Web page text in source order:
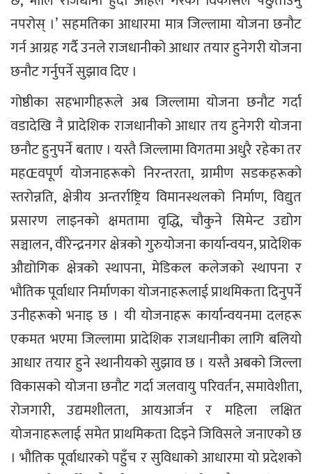
नपरोस् ।’ सहमतिका आधारमा मात्र जिल्लामा योजना छनौट
गर्न आग्रह गर्दै उनले राजधानीको आधार तयार हुनेगरी योजना
छनौट गर्नुपर्ने सुझाव दिए ।
गोष्ठीका सहभागीहरूले अब जिल्लामा योजना छनौट गर्दा
वडादेखि नै प्रादेशिक राजधानीको आधार तय हुनेगरी योजना
छनौट हुनुपर्ने बताए । यस्तै जिल्लामा विगतमा अधुरै रहेका तर
महŒवपूर्ण योजनाहरूको निरन्तरता, ग्रामीण सडकहरूको
स्तरोन्नति, क्षेत्रीय अन्तर्राष्ट्रिय विमानस्थलको निर्माण, विद्युत
प्रसारण लाइनको क्षमतामा वृद्धि, चौकुने सिमेन्ट उद्योग
सञ्चालन, वीरेन्द्रनगर क्षेत्रको गुरुयोजना कार्यान्वयन, प्रादेशिक
औद्योगिक क्षेत्रको स्थापना, मेडिकल कलेजको स्थापना र
भौतिक पूर्वाधार निर्माणका योजनाहरूलाई प्राथमिकता दिनुपर्ने
उनीहरूको भनाइ छ । यी योजनाहरू कार्यान्वयनमा दलहरू
एकमत भएमा जिल्लामा प्रादेशिक राजधानीका लागि बलियो
आधार तयार हुने स्थानीयको सुझाव छ । यस्तै अबको जिल्ला
विकासको योजना छनौट गर्दा जलवायु परिवर्तन, समावेशीता,
रोजगारी, उद्यमशीलता, आयआर्जन र महिला लक्षित
योजनाहरूलाई समेत प्राथमिकता दिइने जिविसले जनाएको छ
। भौतिक पूर्वाधारको पहुँच र सुविधाको आधारमा यो प्रदेशको